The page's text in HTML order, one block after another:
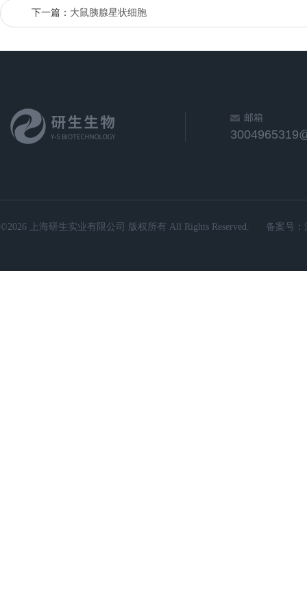
下一篇： 大鼠胰腺星状细胞
邮箱
©2026 上海研生实业有限公司 版权所有 All Rights Reserved. 备案号：